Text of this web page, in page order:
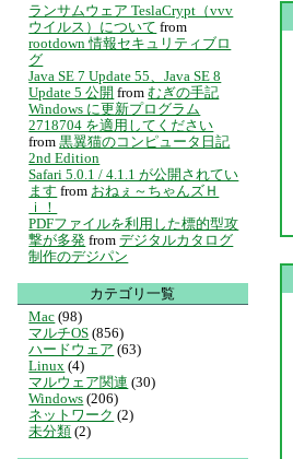
ランサムウェア TeslaCrypt（vvv
ウイルス）について from
rootdown 情報セキュリティブロ
グ
Java SE 7 Update 55、Java SE 8
Update 5 公開 from むぎの手記
Windows に更新プログラム
2718704 を適用してください
from 黒翼猫のコンピュータ日記
2nd Edition
Safari 5.0.1 / 4.1.1 が公開されてい
ます from おねぇ～ちゃんズＨ
ｉ！
PDFファイルを利用した標的型攻
撃が多発 from デジタルカタログ
制作のデジパン
カテゴリ一覧
Mac (98)
マルチOS (856)
ハードウェア (63)
Linux (4)
マルウェア関連 (30)
Windows (206)
ネットワーク (2)
未分類 (2)